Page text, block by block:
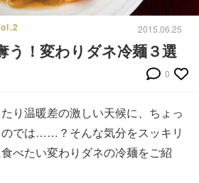
2015.06.25
う！変わりダネ冷麺３選
0
り温暖差の激しい天候に、ちょっ
では……？そんな気分をスッキリ
べたい変わりダネの冷麺をご紹